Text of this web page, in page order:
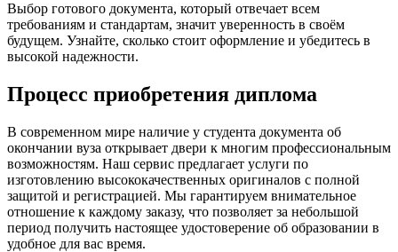
Выбор готового документа, который отвечает всем
требованиям и стандартам, значит уверенность в своём
будущем. Узнайте, сколько стоит оформление и убедитесь в
высокой надежности.
Процесс приобретения диплома
В современном мире наличие у студента документа об
окончании вуза открывает двери к многим профессиональным
возможностям. Наш сервис предлагает услуги по
изготовлению высококачественных оригиналов с полной
защитой и регистрацией. Мы гарантируем внимательное
отношение к каждому заказу, что позволяет за небольшой
период получить настоящее удостоверение об образовании в
удобное для вас время.